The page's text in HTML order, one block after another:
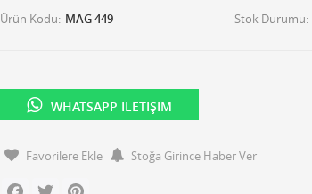
Ürün Kodu MAG 449 Stok Durumu
WHATSAPP İLETIŞIM
Favorilere Ekle
Stoğa Girince Haber Ver
Facebook
Twitter